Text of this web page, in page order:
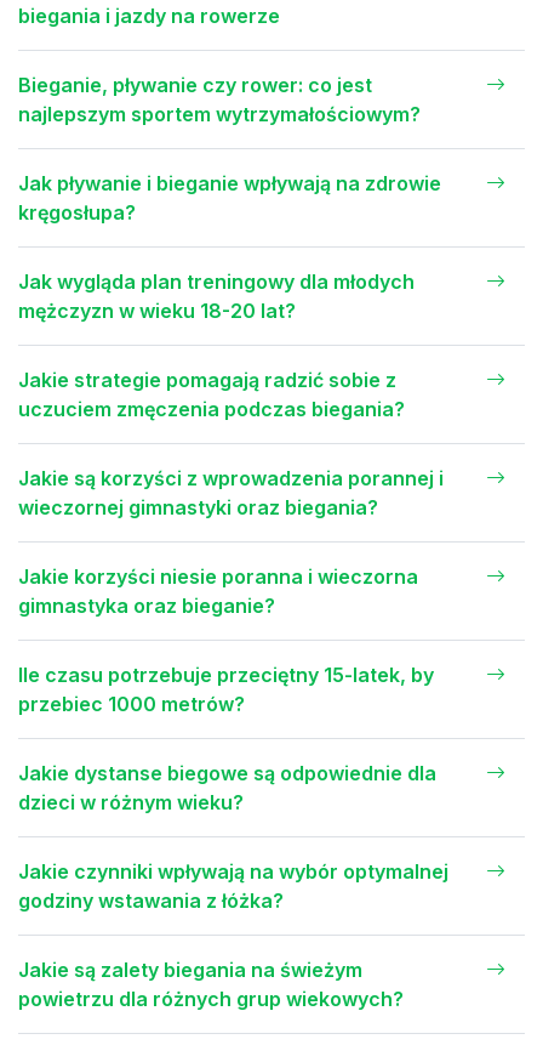
biegania i jazdy na rowerze
Bieganie, pływanie czy rower: co jest
najlepszym sportem wytrzymałościowym?
Jak pływanie i bieganie wpływają na zdrowie
kręgosłupa?
Jak wygląda plan treningowy dla młodych
mężczyzn w wieku 18-20 lat?
Jakie strategie pomagają radzić sobie z
uczuciem zmęczenia podczas biegania?
Jakie są korzyści z wprowadzenia porannej i
wieczornej gimnastyki oraz biegania?
Jakie korzyści niesie poranna i wieczorna
gimnastyka oraz bieganie?
Ile czasu potrzebuje przeciętny 15-latek, by
przebiec 1000 metrów?
Jakie dystanse biegowe są odpowiednie dla
dzieci w różnym wieku?
Jakie czynniki wpływają na wybór optymalnej
godziny wstawania z łóżka?
Jakie są zalety biegania na świeżym
powietrzu dla różnych grup wiekowych?